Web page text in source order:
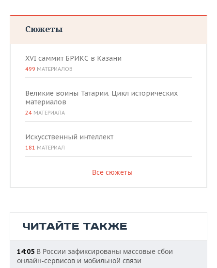
Сюжеты
XVI саммит БРИКС в Казани
499 МАТЕРИАЛОВ
Великие воины Татарии. Цикл исторических
материалов
24 МАТЕРИАЛА
Искусственный интеллект
181 МАТЕРИАЛ
Все сюжеты
ЧИТАЙТЕ ТАКЖЕ
14:05 В России зафиксированы массовые сбои
онлайн-сервисов и мобильной связи